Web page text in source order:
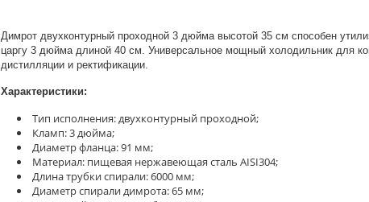
Димрот двухконтурный проходной 3 дюйма высотой 35 см способен
царгу 3 дюйма длиной 40 см. Универсальное мощный холодильник для
дистилляции и ректификации.
Характеристики:
Тип исполнения: двухконтурный проходной;
Кламп: 3 дюйма;
Диаметр фланца: 91 мм;
Материал: пищевая нержавеющая сталь AISI304;
Длина трубки спирали: 6000 мм;
Диаметр спирали димрота: 65 мм;